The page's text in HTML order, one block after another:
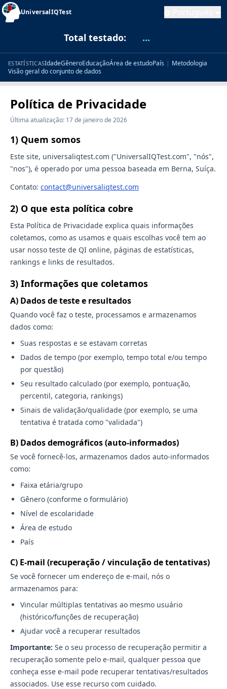
UniversalIQTest
Total testado: ...
ESTATÍSTICASIdadeGêneroEducaçãoÁrea de estudoPaís | Metodologia
Visão geral do conjunto de dados
Política de Privacidade
Última atualização: 17 de janeiro de 2026
1) Quem somos
Este site, universaliqtest.com ("UniversalIQTest.com", "nós",
"nos"), é operado por uma pessoa baseada em Berna, Suíça.
Contato: contact@universaliqtest.com
2) O que esta política cobre
Esta Política de Privacidade explica quais informações
coletamos, como as usamos e quais escolhas você tem ao
usar nosso teste de QI online, páginas de estatísticas,
rankings e links de resultados.
3) Informações que coletamos
A) Dados de teste e resultados
Quando você faz o teste, processamos e armazenamos
dados como:
Suas respostas e se estavam corretas
Dados de tempo (por exemplo, tempo total e/ou tempo
por questão)
Seu resultado calculado (por exemplo, pontuação,
percentil, categoria, rankings)
Sinais de validação/qualidade (por exemplo, se uma
tentativa é tratada como "validada")
B) Dados demográficos (auto-informados)
Se você fornecê-los, armazenamos dados auto-informados
como:
Faixa etária/grupo
Gênero (conforme o formulário)
Nível de escolaridade
Área de estudo
País
C) E-mail (recuperação / vinculação de tentativas)
Se você fornecer um endereço de e-mail, nós o
armazenamos para:
Vincular múltiplas tentativas ao mesmo usuário
(histórico/funções de recuperação)
Ajudar você a recuperar resultados
Importante: Se o seu processo de recuperação permitir a
recuperação somente pelo e-mail, qualquer pessoa que
conheça esse e-mail pode recuperar tentativas/resultados
associados. Use esse recurso com cuidado.